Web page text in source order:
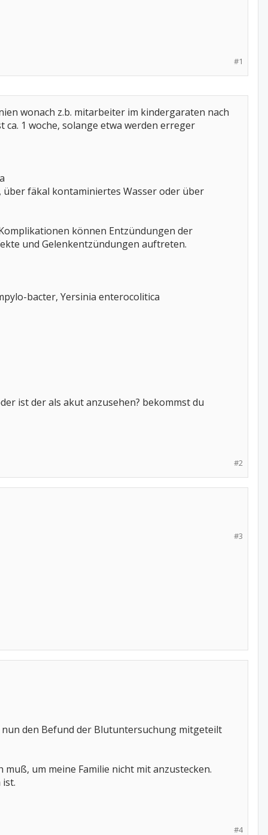
#1
wonach z.b. mitarbeiter im kindergaraten nach
1 woche, solange etwa werden erreger
fäkal kontaminiertes Wasser oder über
können Entzündungen der
und Gelenkentzündungen auftreten.
bacter, Yersinia enterocolitica
ist der als akut anzusehen? bekommst du
#2
#3
den Befund der Blutuntersuchung mitgeteilt
um meine Familie nicht mit anzustecken.
#4